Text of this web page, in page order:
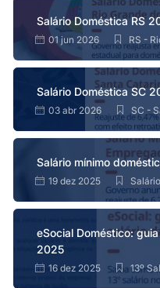
Salário Doméstica RS
01 jun 2026 RS -
Salário Doméstica SC
03 abr 2026 SC -
Salário mínimo
19 dez 2025
eSocial Doméstico:
2025
16 dez 2025 13º